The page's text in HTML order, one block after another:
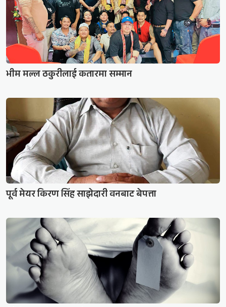
भीम मल्ल ठकुरीलाई कतारमा सम्मान
पूर्व मेयर किरण सिंह साझेदारी वनबाट बेपत्ता